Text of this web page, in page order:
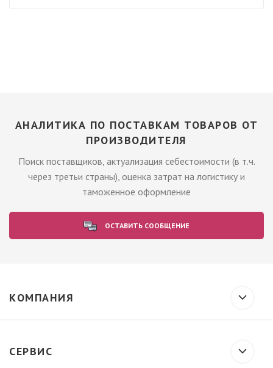
АНАЛИТИКА ПО ПОСТАВКАМ ТОВАРОВ ОТ
ПРОИЗВОДИТЕЛЯ
Поиск поставщиков, актуализация себестоимости (в т.ч.
через третьи страны), оценка затрат на логистику и
таможенное оформление
ОСТАВИТЬ СООБЩЕНИЕ
КОМПАНИЯ
СЕРВИС